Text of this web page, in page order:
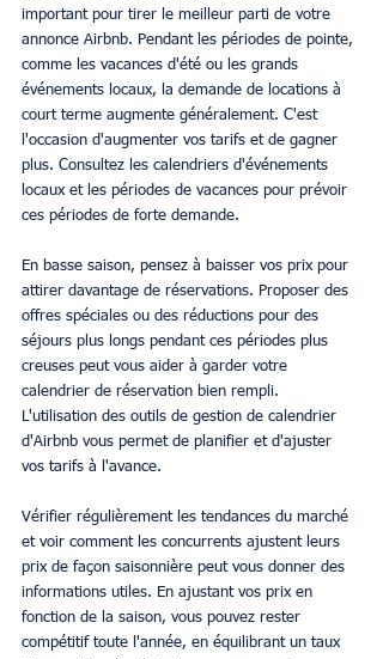
important pour tirer le meilleur parti de votre
annonce Airbnb. Pendant les périodes de pointe,
comme les vacances d'été ou les grands
événements locaux, la demande de locations à
court terme augmente généralement. C'est
l'occasion d'augmenter vos tarifs et de gagner
plus. Consultez les calendriers d'événements
locaux et les périodes de vacances pour prévoir
ces périodes de forte demande.
En basse saison, pensez à baisser vos prix pour
attirer davantage de réservations. Proposer des
offres spéciales ou des réductions pour des
séjours plus longs pendant ces périodes plus
creuses peut vous aider à garder votre
calendrier de réservation bien rempli.
L'utilisation des outils de gestion de calendrier
d'Airbnb vous permet de planifier et d'ajuster
vos tarifs à l'avance.
Vérifier régulièrement les tendances du marché
et voir comment les concurrents ajustent leurs
prix de façon saisonnière peut vous donner des
informations utiles. En ajustant vos prix en
fonction de la saison, vous pouvez rester
compétitif toute l'année, en équilibrant un taux